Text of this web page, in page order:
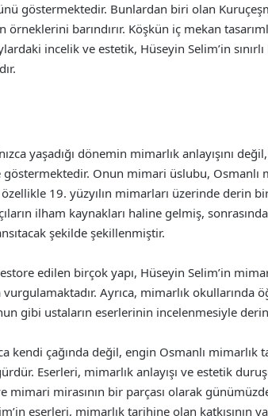
göstermektedir. Bunlardan biri olan
barındırır. Köşkün iç mekan
incelik ve estetik, Hüseyin Selim’in
yaşadığı dönemin mimarlık anlayışını
Onun mimari üslubu, Osmanlı
19. yüzyılın mimarları üzerinde derin bir
ilham kaynakları haline gelmiş,
şekilde şekillenmiştir.
edilen birçok yapı, Hüseyin Selim’in
Ayrıca, mimarlık okullarında
gibi ustaların eserlerinin incelenmesiyle
kendi çağında değil, engin Osmanlı
Eserleri, mimarlık anlayışı ve estetik
mirasının bir parçası olarak
eserleri, mimarlık tarihine olan katkısının